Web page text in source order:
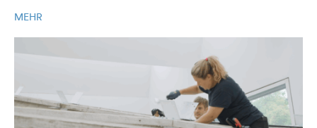
MEHR